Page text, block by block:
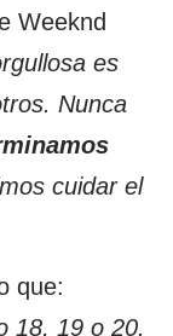
Weeknd
es
Nunca
cuidar el
que:
18, 19 o 20.